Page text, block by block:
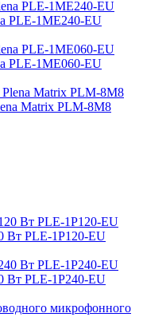
PLE-1ME240-EU
PLE-1ME060-EU
Matrix PLM-8M8
Вт PLE-1P120-EU
Вт PLE-1P240-EU